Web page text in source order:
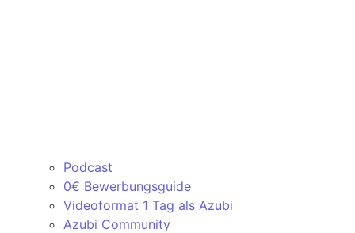
Podcast
0€ Bewerbungsguide
Videoformat 1 Tag als Azubi
Azubi Community